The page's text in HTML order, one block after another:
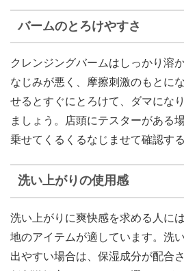
バームのとろけやすさ
クレンジングバームはしっかり溶
なじみが悪く、摩擦刺激のもとに
せるとすぐにとろけて、ダマにな
ましょう。店頭にテスターがある
乗せてくるくるなじませて確認す
洗い上がりの使用感
洗い上がりに爽快感を求める人に
地のアイテムが適しています。洗
出やすい場合は、保湿成分が配合